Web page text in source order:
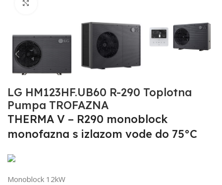
LG HM123HF.UB60 R-290 Toplotna
Pumpa TROFAZNA
THERMA V – R290 monoblock
monofazna s izlazom vode do 75°C
Monoblock 12kW